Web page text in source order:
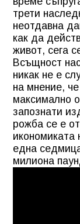
трети
неотдавна
как да
живот, сега
Всъщност
никак не е
на мнение,
максимално
запознати
рожба се е
една
милиона